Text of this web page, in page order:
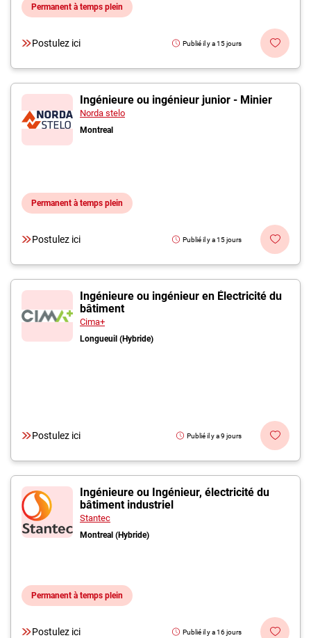
Permanent à temps plein
Postulez ici Publié il y a 15 jours
Ingénieure ou ingénieur junior - Minier
Norda stelo
Montreal
Permanent à temps plein
Postulez ici Publié il y a 15 jours
Ingénieure ou ingénieur en Électricité du
bâtiment
Cima+
Longueuil (Hybride)
Postulez ici Publié il y a 9 jours
Ingénieure ou Ingénieur, électricité du
bâtiment industriel
Stantec
Montreal (Hybride)
Permanent à temps plein
Postulez ici Publié il y a 16 jours